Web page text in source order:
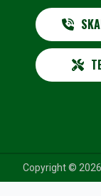
Copyright ©